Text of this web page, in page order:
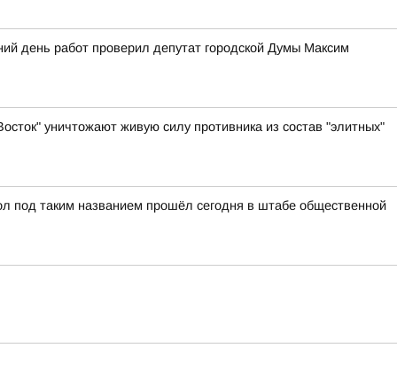
день работ проверил депутат городской Думы Максим
уничтожают живую силу противника из состав "элитных"
под таким названием прошёл сегодня в штабе общественной